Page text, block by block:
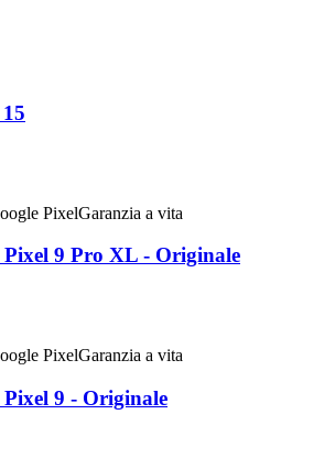
PixelGaranzia a vita
Pixel 9 Pro XL - Originale
PixelGaranzia a vita
Pixel 9 - Originale